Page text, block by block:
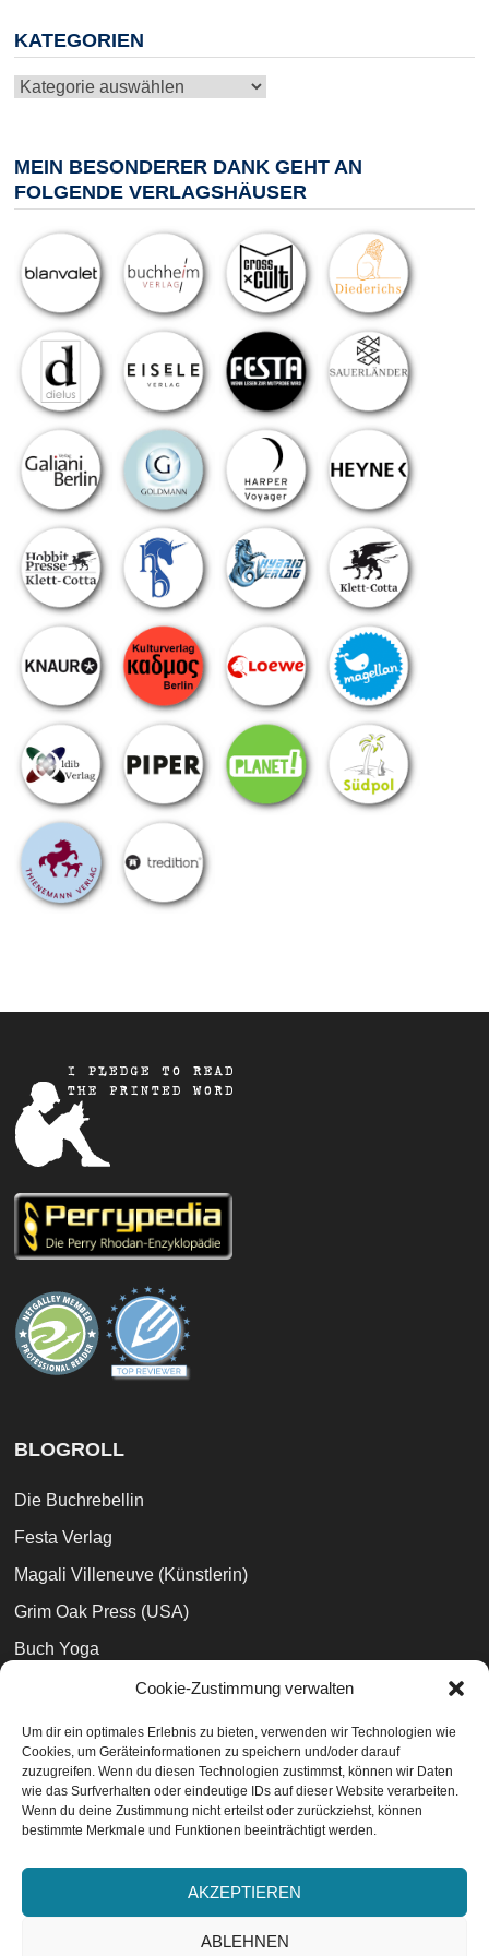
Cookie-Zustimmung verwalten
Um dir ein optimales Erlebnis zu bieten, verwenden wir Technologien wie
Cookies, um Geräteinformationen zu speichern und/oder darauf
zuzugreifen. Wenn du diesen Technologien zustimmst, können wir Daten
wie das Surfverhalten oder eindeutige IDs auf dieser Website verarbeiten.
Wenn du deine Zustimmung nicht erteilst oder zurückziehst, können
bestimmte Merkmale und Funktionen beeinträchtigt werden.
AKZEPTIEREN
ABLEHNEN
KATEGORIEN
Kategorien
MEIN BESONDERER DANK GEHT AN
FOLGENDE VERLAGSHÄUSER
BLOGROLL
Die Buchrebellin
Festa Verlag
Magali Villeneuve (Künstlerin)
Grim Oak Press (USA)
Buch Yoga
Anderida Books (UK)
Books and Phobia
EU-Cookie-Richtlinie